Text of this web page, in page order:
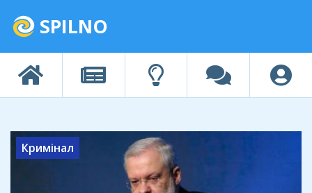
SPILNO
Кримінал